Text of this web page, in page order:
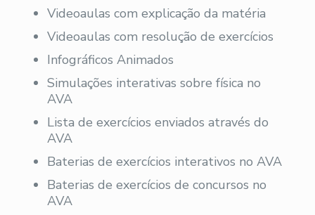
Videoaulas com explicação da matéria
Videoaulas com resolução de exercícios
Infográficos Animados
Simulações interativas sobre física no
AVA
Lista de exercícios enviados através do
AVA
Baterias de exercícios interativos no AVA
Baterias de exercícios de concursos no
AVA